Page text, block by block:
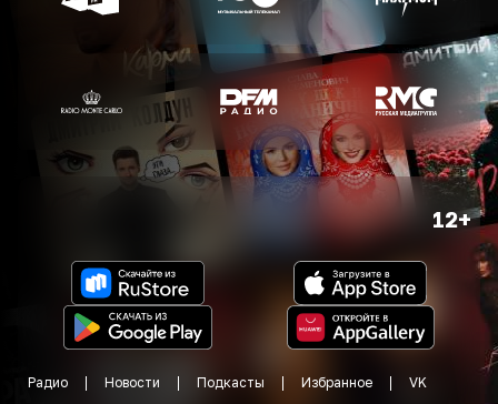
12+
Радио Новости Подкасты Избранное
VK